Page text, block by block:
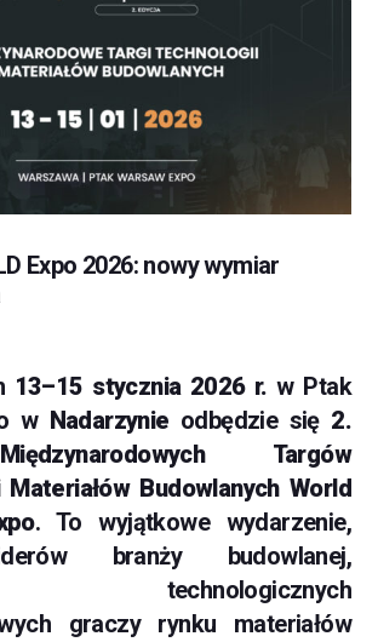
Expo 2026: nowy wymiar
13–15 stycznia 2026 r. w Ptak
w Nadarzynie odbędzie się 2.
Targów
Budowlanych World
. To wyjątkowe wydarzenie,
branży budowlanej,
technologicznych
graczy rynku materiałów